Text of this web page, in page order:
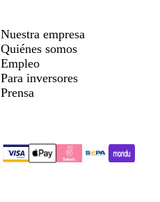
Nuestra empresa
Quiénes somos
Empleo
Para inversores
Prensa